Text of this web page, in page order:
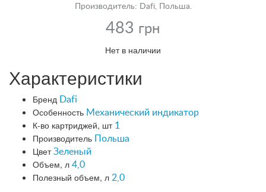
Производитель: Dafi, Польша.
483 грн
Нет в наличии
Характеристики
Бренд Dafi
Особенность Механический индикатор
К-во картриджей, шт 1
Производитель Польша
Цвет Зеленый
Объем, л 4,0
Полезный объем, л 2,0